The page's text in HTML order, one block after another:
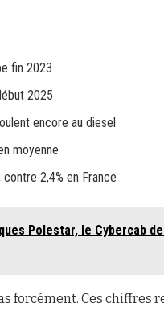
fin 2023
2025
encore au diesel
moyenne
2,4% en France
Polestar, le Cybercab
forcément. Ces chiffres